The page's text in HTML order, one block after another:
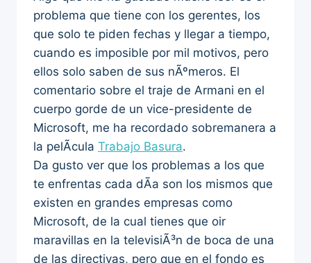
problema que tiene con los gerentes, los
que solo te piden fechas y llegar a tiempo,
cuando es imposible por mil motivos, pero
ellos solo saben de sus nÃºmeros. El
comentario sobre el traje de Armani en el
cuerpo gorde de un vice-presidente de
Microsoft, me ha recordado sobremanera a
la pelÃ­cula Trabajo Basura.
Da gusto ver que los problemas a los que
te enfrentas cada dÃ­a son los mismos que
existen en grandes empresas como
Microsoft, de la cual tienes que oir
maravillas en la televisiÃ³n de boca de una
de las directivas, pero que en el fondo es